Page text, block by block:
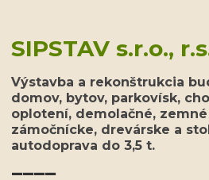
SIPSTAV s.r.o.,
Výstavba a rekonštrukcia
domov, bytov, parkovísk,
oplotení, demolačné,
zámočnícke, drevárske a
autodoprava do 3,5 t.
____